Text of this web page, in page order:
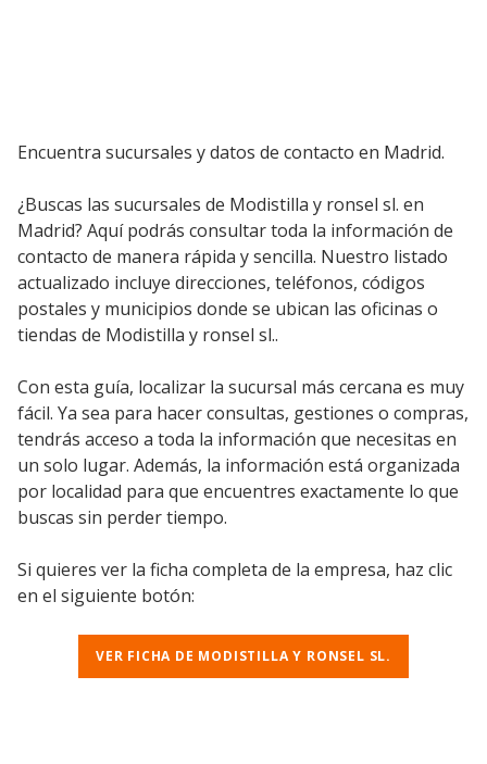
Encuentra sucursales y datos de contacto en Madrid.
¿Buscas las sucursales de Modistilla y ronsel sl. en
Madrid? Aquí podrás consultar toda la información de
contacto de manera rápida y sencilla. Nuestro listado
actualizado incluye direcciones, teléfonos, códigos
postales y municipios donde se ubican las oficinas o
tiendas de Modistilla y ronsel sl..
Con esta guía, localizar la sucursal más cercana es muy
fácil. Ya sea para hacer consultas, gestiones o compras,
tendrás acceso a toda la información que necesitas en
un solo lugar. Además, la información está organizada
por localidad para que encuentres exactamente lo que
buscas sin perder tiempo.
Si quieres ver la ficha completa de la empresa, haz clic
en el siguiente botón:
VER FICHA DE MODISTILLA Y RONSEL SL.